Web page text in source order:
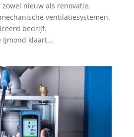
nieuw als renovatie,
ventilatiesystemen.
bedrijf.
klaart...